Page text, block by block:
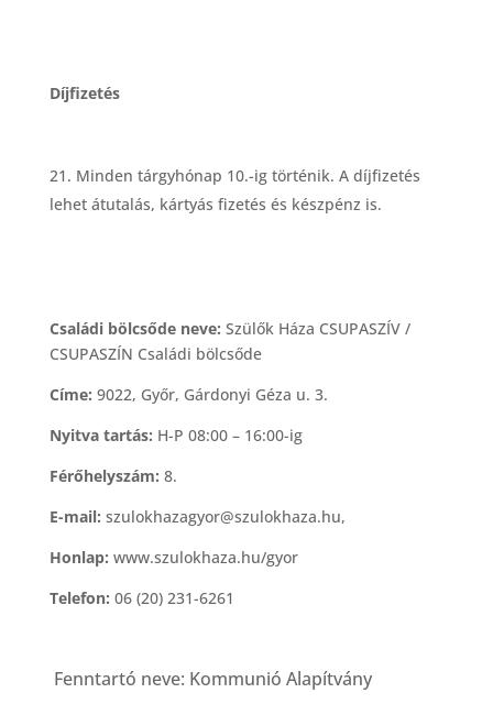
Díjfizetés
Minden tárgyhónap 10.-ig történik. A díjfizetés
lehet átutalás, kártyás fizetés és készpénz is.
Családi bölcsőde neve: Szülők Háza CSUPASZÍV /
CSUPASZÍN Családi bölcsőde
Címe: 9022, Győr, Gárdonyi Géza u. 3.
Nyitva tartás: H-P 08:00 – 16:00-ig
Férőhelyszám: 8.
E-mail: szulokhazagyor@szulokhaza.hu,
Honlap: www.szulokhaza.hu/gyor
Telefon: 06 (20) 231-6261
Fenntartó neve: Kommunió Alapítvány